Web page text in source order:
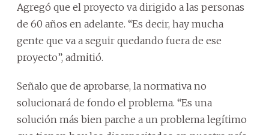
Agregó que el proyecto va dirigido a las personas
de 60 años en adelante. “Es decir, hay mucha
gente que va a seguir quedando fuera de ese
proyecto”, admitió.
Señalo que de aprobarse, la normativa no
solucionará de fondo el problema. “Es una
solución más bien parche a un problema legítimo